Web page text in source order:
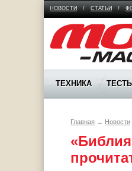
НОВОСТИ / СТАТЬИ /
Moto Magazine
ТЕХНИКА
Главная → Новости